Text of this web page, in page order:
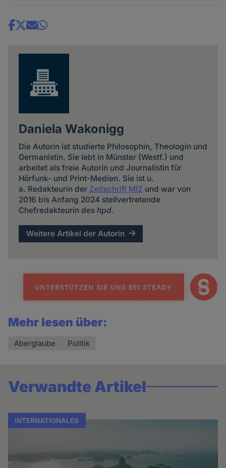
Share
Daniela Wakonigg
Die Autorin ist studierte Philosophin, Theologin und
Germanistin. Sie lebt in Münster (Westf.) und
arbeitet als freie Autorin und Journalistin für
Hörfunk- und Print-Medien. Sie ist u.
a. Redakteurin der Zeitschrift MIZ und war von
2016 bis Anfang 2024 stellvertretende
Chefredakteurin des hpd.
Weitere Artikel der Autorin
Mehr lesen über:
Aberglaube Politik
Verwandte Artikel
INTERNATIONALES